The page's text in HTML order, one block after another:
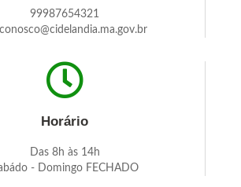
99987654321
Horário
Das 8h às 14h
- Domingo FECHADO